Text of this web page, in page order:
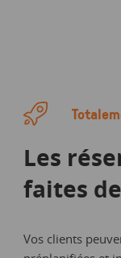
Les
faites
Vos clients